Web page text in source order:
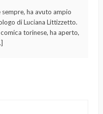
ha avuto ampio
di Luciana Littizzetto.
torinese, ha aperto,